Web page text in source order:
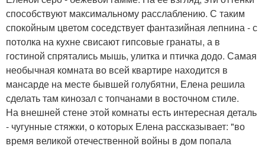
способствуют максимальному расслаблению. С таким
спокойным цветом соседствует фантазийная лепнина - с
потолка на кухне свисают гипсовые гранаты, а в
гостиной спрятались мышь, улитка и птичка додо. Самая
необычная комната во всей квартире находится в
мансарде на месте бывшей голубятни, Елена решила
сделать там кинозал с топчанами в восточном стиле.
На внешней стене этой комнаты есть интересная деталь
- чугунные стяжки, о которых Елена рассказывает: "во
время великой отечественной войны в дом попала